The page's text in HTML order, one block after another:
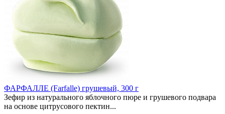
ФАРФАЛЛЕ (Farfalle) грушевый, 300 г
Зефир из натурального яблочного пюре и грушевого подвара
на основе цитрусового пектин...